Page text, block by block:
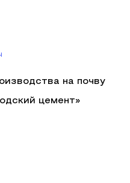
на почву
цемент»